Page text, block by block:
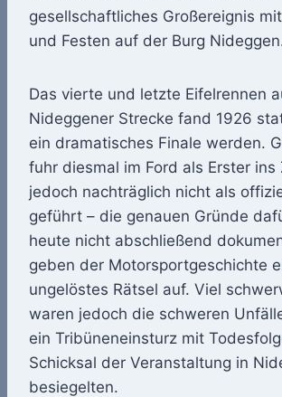
gesellschaftliches Großereignis
und Festen auf der Burg
Das vierte und letzte Eifelrennen
Nideggener Strecke fand 1926
ein dramatisches Finale werden.
fuhr diesmal im Ford als Erster ins
jedoch nachträglich nicht als
geführt – die genauen Gründe
heute nicht abschließend
geben der Motorsportgeschichte
ungelöstes Rätsel auf. Viel
waren jedoch die schweren
ein Tribüneneinsturz mit
Schicksal der Veranstaltung in
besiegelten.